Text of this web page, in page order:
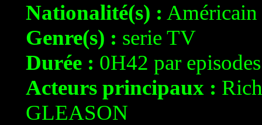
Nationalité(s) : Américain
Genre(s) : serie TV
Durée : 0H42 par episodes
Acteurs principaux :
GLEASON